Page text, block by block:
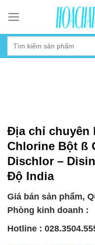
content
Địa chỉ chuyên
Chlorine Bột ß
Dischlor –
Độ India
Giá bán sản phẩm,
Phòng kinh doanh :
Hotline :